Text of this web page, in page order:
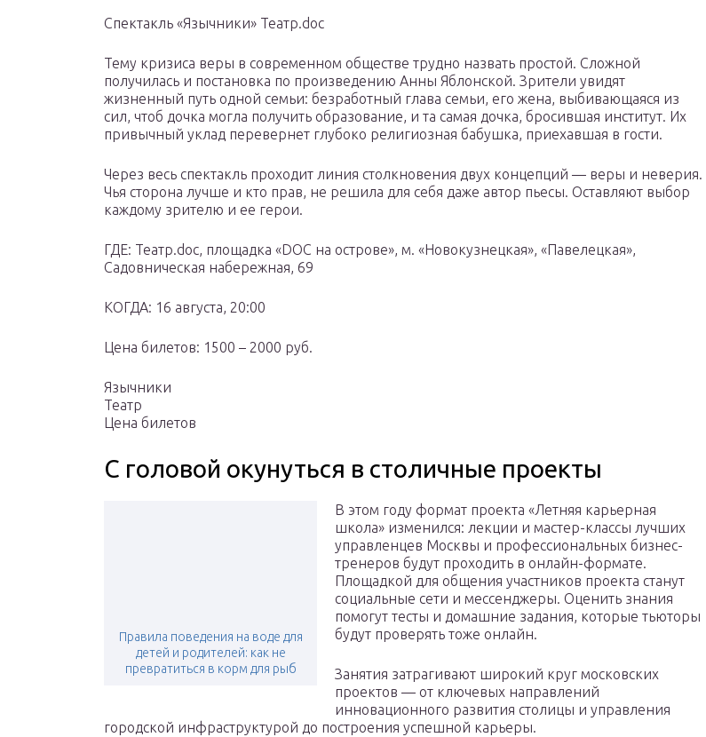
Спектакль «Язычники» Театр.doc
Тему кризиса веры в современном обществе трудно назвать простой. Сложной
получилась и постановка по произведению Анны Яблонской. Зрители увидят
жизненный путь одной семьи: безработный глава семьи, его жена, выбивающаяся из
сил, чтоб дочка могла получить образование, и та самая дочка, бросившая институт. Их
привычный уклад перевернет глубоко религиозная бабушка, приехавшая в гости.
Через весь спектакль проходит линия столкновения двух концепций — веры и неверия.
Чья сторона лучше и кто прав, не решила для себя даже автор пьесы. Оставляют выбор
каждому зрителю и ее герои.
ГДЕ: Театр.doc, площадка «DOC на острове», м. «Новокузнецкая», «Павелецкая»,
Садовническая набережная, 69
КОГДА: 16 августа, 20:00
Цена билетов: 1500 – 2000 руб.
Язычники
Театр
Цена билетов
С головой окунуться в столичные проекты
Правила поведения на воде для
детей и родителей: как не
превратиться в корм для рыб
В этом году формат проекта «Летняя карьерная
школа» изменился: лекции и мастер-классы лучших
управленцев Москвы и профессиональных бизнес-
тренеров будут проходить в онлайн-формате.
Площадкой для общения участников проекта станут
социальные сети и мессенджеры. Оценить знания
помогут тесты и домашние задания, которые тьюторы
будут проверять тоже онлайн.
Занятия затрагивают широкий круг московских
проектов — от ключевых направлений
инновационного развития столицы и управления
городской инфраструктурой до построения успешной карьеры.